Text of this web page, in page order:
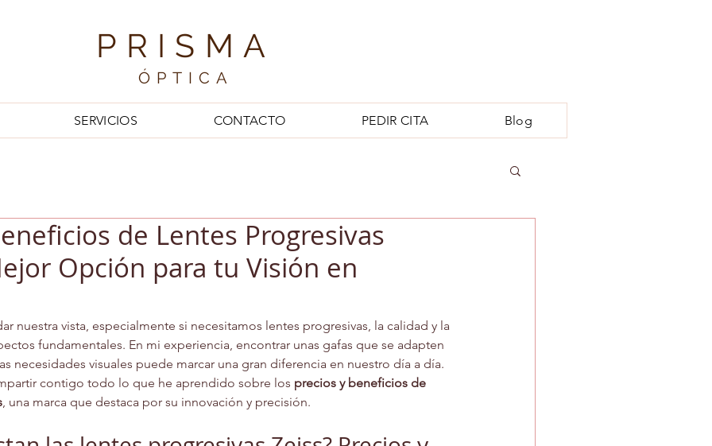
PRISMA
ÓPTICA
SERVICIOS CONTACTO PEDIR CITA Blog
de Lentes Progresivas
Opción para tu Visión en
nuestra vista, especialmente si necesitamos lentes progresivas, la calidad y la
fundamentales. En mi experiencia, encontrar unas gafas que se adapten
necesidades visuales puede marcar una gran diferencia en nuestro día a día.
contigo todo lo que he aprendido sobre los precios y beneficios de
, una marca que destaca por su innovación y precisión.